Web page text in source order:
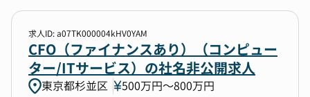
■ 社内の雰囲気
れ、B/SやP/Lはもちろん、銀行残高も公開されて
います。
・オープンでカジュアルな雰囲気で、部門ごとの
壁も少なく交流しています。
年の米国株式市場 IPOを主導する。
■職責
1,エクイティストーリーを策定し、投資家とのコ
ミュニケーションを主導して、自社の魅力を社外
場・売却)
2,グローバル投資家から資金調達できるレベルの
英語交渉能力。
3,挑戦的な精神と優れたチームプレーヤーとして
の強いリーダーシップ
求人ID: a07TK000004kHV0YAM
CFO（ファイナンスあり）（コンピュー
ター/ITサービス）の社名非公開求人
東京都杉並区 500万円〜800万円